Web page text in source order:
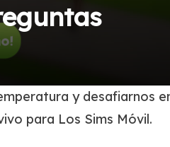
y desafiarnos
para Los Sims Móvil.